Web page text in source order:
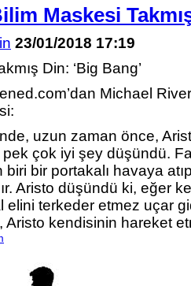
Maskesi
23/01/2018 17:19
Din: ‘Big Bang’
Michael
uzun zaman önce,
çok iyi şey düşündü.
biri bir portakalı havaya
Aristo düşündü ki, eğer
elini terkeder etmez uçar
Aristo kendisinin hareket